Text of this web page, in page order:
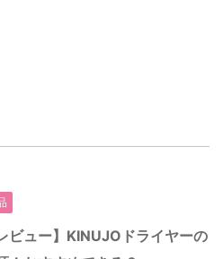
ビュー】KINUJOドライヤーの